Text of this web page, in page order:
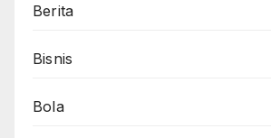
Berita
Bisnis
Bola